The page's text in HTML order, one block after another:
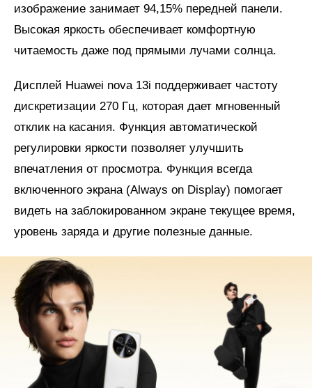
изображение занимает 94,15% передней панели.
Высокая яркость обеспечивает комфортную
читаемость даже под прямыми лучами солнца.
Дисплей Huawei nova 13i поддерживает частоту
дискретизации 270 Гц, которая дает мгновенный
отклик на касания. Функция автоматической
регулировки яркости позволяет улучшить
впечатления от просмотра. Функция всегда
включенного экрана (Always on Display) помогает
видеть на заблокированном экране текущее время,
уровень заряда и другие полезные данные.